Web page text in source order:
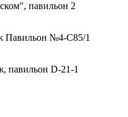
павильон 2
Павильон №4-С85/1
павильон D-21-1